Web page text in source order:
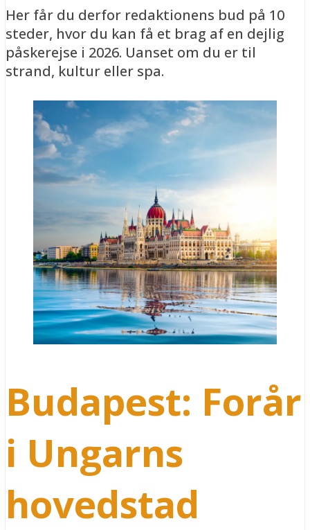
Her får du derfor redaktionens bud på 10
steder, hvor du kan få et brag af en dejlig
påskerejse i 2026. Uanset om du er til
strand, kultur eller spa.
Budapest: Forår
i Ungarns
hovedstad